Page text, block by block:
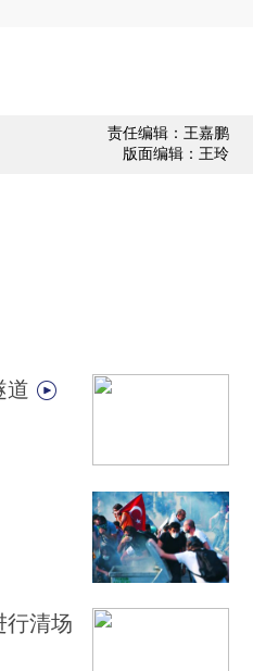
责任编辑：王嘉鹏
版面编辑：王玲
道
行清场